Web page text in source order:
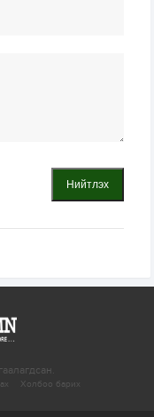
Нийтлэх
Холбоо барих